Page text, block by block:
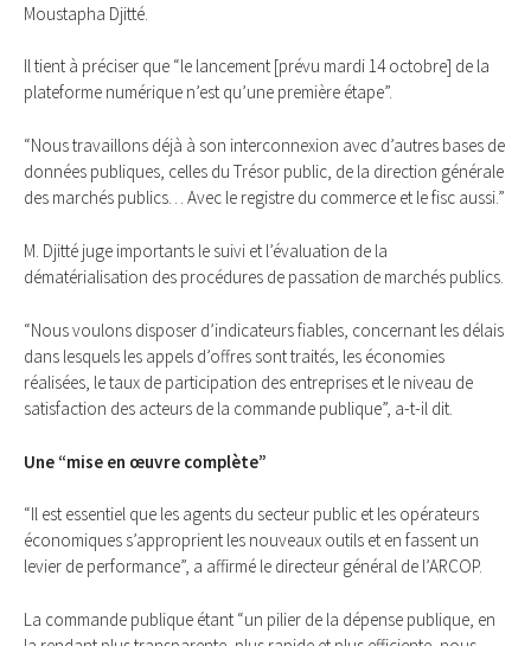
Moustapha Djitté.
Il tient à préciser que “le lancement [prévu mardi 14 octobre] de la
plateforme numérique n’est qu’une première étape”.
“Nous travaillons déjà à son interconnexion avec d’autres bases de
données publiques, celles du Trésor public, de la direction générale
des marchés publics… Avec le registre du commerce et le fisc aussi.”
M. Djitté juge importants le suivi et l’évaluation de la
dématérialisation des procédures de passation de marchés publics.
“Nous voulons disposer d’indicateurs fiables, concernant les délais
dans lesquels les appels d’offres sont traités, les économies
réalisées, le taux de participation des entreprises et le niveau de
satisfaction des acteurs de la commande publique”, a-t-il dit.
Une “mise en œuvre complète”
“Il est essentiel que les agents du secteur public et les opérateurs
économiques s’approprient les nouveaux outils et en fassent un
levier de performance”, a affirmé le directeur général de l’ARCOP.
La commande publique étant “un pilier de la dépense publique, en